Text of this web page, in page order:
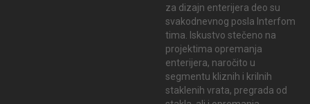
za dizajn enterijera deo su
svakodnevnog posla Interfom
tima. Iskustvo stečeno na
projektima opremanja
enterijera, naročito u
segmentu kliznih i krilnih
staklenih vrata, pregrada od